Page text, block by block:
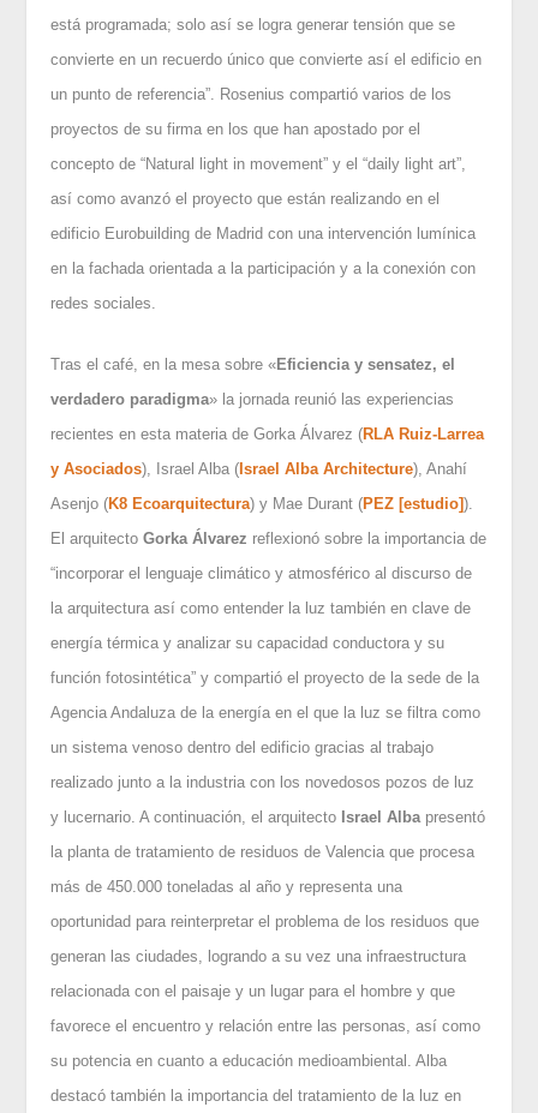
está programada; solo así se logra generar tensión que se
convierte en un recuerdo único que convierte así el edificio en
un punto de referencia”. Rosenius compartió varios de los
proyectos de su firma en los que han apostado por el
concepto de “Natural light in movement” y el “daily light art”,
así como avanzó el proyecto que están realizando en el
edificio Eurobuilding de Madrid con una intervención lumínica
en la fachada orientada a la participación y a la conexión con
redes sociales.
Tras el café, en la mesa sobre «Eficiencia y sensatez, el
verdadero paradigma» la jornada reunió las experiencias
recientes en esta materia de Gorka Álvarez (RLA Ruiz-Larrea
y Asociados), Israel Alba ( Israel Alba Architecture), Anahí
Asenjo (K8 Ecoarquitectura) y Mae Durant (PEZ [estudio]).
El arquitectoGorka Álvarez reflexionó sobre la importancia de
“incorporar el lenguaje climático y atmosférico al discurso de
la arquitectura así como entender la luz también en clave de
energía térmica y analizar su capacidad conductora y su
función fotosintética” y compartió el proyecto de la sede de la
Agencia Andaluza de la energía en el que la luz se filtra como
un sistema venoso dentro del edificio gracias al trabajo
realizado junto a la industria con los novedosos pozos de luz
y lucernario. A continuación, el arquitecto Israel Alba presentó
la planta de tratamiento de residuos de Valencia que procesa
más de 450.000 toneladas al año y representa una
oportunidad para reinterpretar el problema de los residuos que
generan las ciudades, logrando a su vez una infraestructura
relacionada con el paisaje y un lugar para el hombre y que
favorece el encuentro y relación entre las personas, así como
su potencia en cuanto a educación medioambiental. Alba
destacó también la importancia del tratamiento de la luz en